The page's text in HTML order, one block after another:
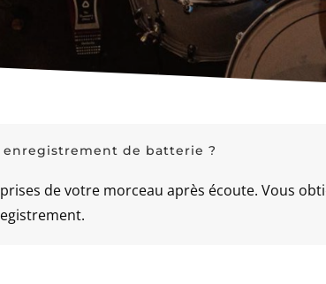
de batterie ?
de votre morceau après écoute. Vous